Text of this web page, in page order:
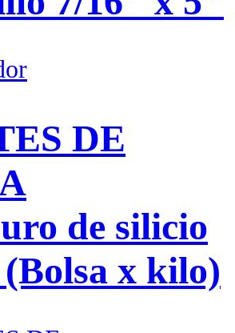
DE
de silicio
x kilo)